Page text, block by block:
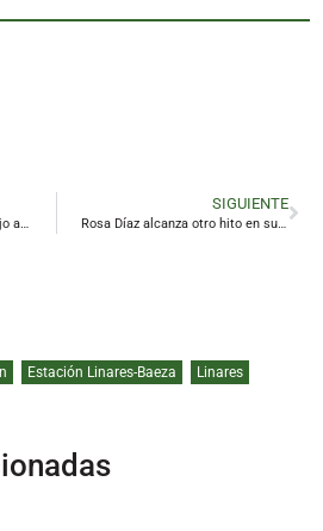
Fallece Juanjo, el cura que bajo a la mina
SIGUIENTE
Rosa Díaz alcanza otro hito en su carrera
Estación Linares-Baeza
Linares